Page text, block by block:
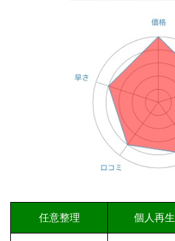
任意整理 個人再生